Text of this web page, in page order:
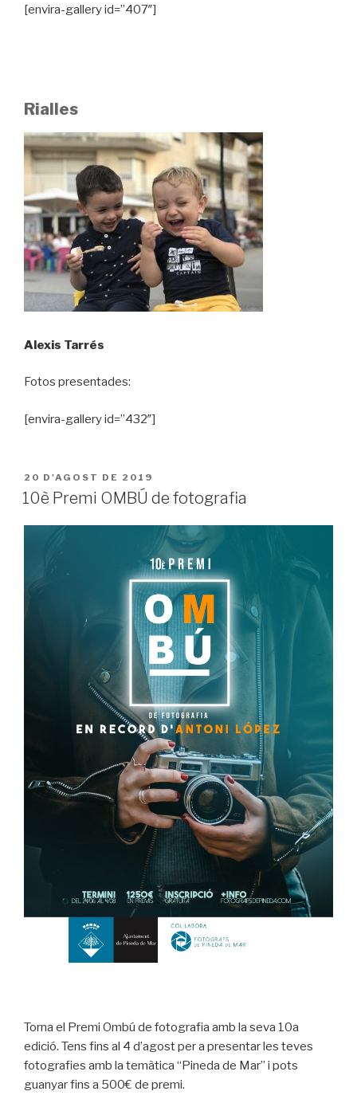
[envira-gallery id=”407″]
Rialles
Alexis Tarrés
Fotos presentades:
[envira-gallery id=”432″]
PUBLICAT
A
20 D'AGOST DE 2019
10è Premi OMBÚ de fotografia
Torna el Premi Ombú de fotografia amb la seva 10a
edició. Tens fins al 4 d’agost per a presentar les teves
fotografies amb la temàtica “Pineda de Mar” i pots
guanyar fins a 500€ de premi.